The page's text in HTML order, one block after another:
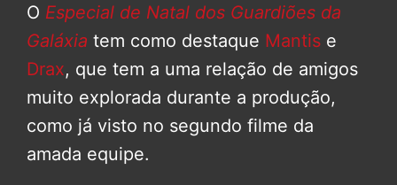
O Especial de Natal dos Guardiões da
Galáxia tem como destaque Mantis e
Drax, que tem a uma relação de amigos
muito explorada durante a produção,
como já visto no segundo filme da
amada equipe.